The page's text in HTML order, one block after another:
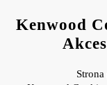
Kenwood
Strona